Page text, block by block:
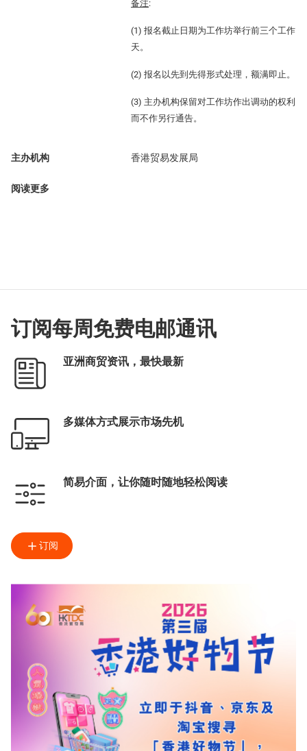
备注:
(1) 报名截止日期为工作坊举行前三个工作
天。
(2) 报名以先到先得形式处理，额满即止。
(3) 主办机构保留对工作坊作出调动的权利
而不作另行通告。
主办机构 香港贸易发展局
阅读更多
订阅每周免费电邮通讯
亚洲商贸资讯，最快最新
多媒体方式展示市场先机
简易介面，让你随时随地轻松阅读
订阅